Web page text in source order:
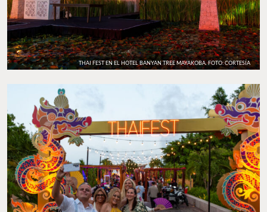
THAI FEST EN EL HOTEL BANYAN TREE MAYAKOBA. FOTO: CORTESÍA